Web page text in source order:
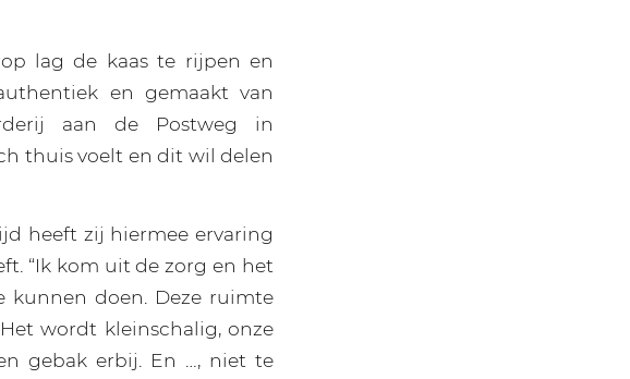
lag de kaas te rijpen en
en gemaakt van
aan de Postweg in
thuis voelt en dit wil delen
heeft zij hiermee ervaring
“Ik kom uit de zorg en het
doen. Deze ruimte
wordt kleinschalig, onze
gebak erbij. En …, niet te